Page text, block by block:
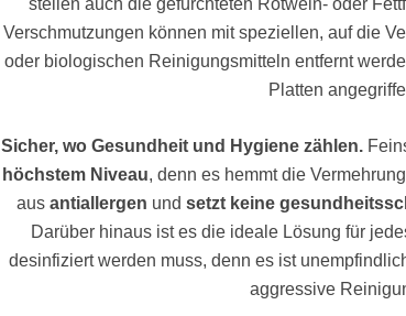
stellen auch die gefürchteten Rotwein- oder
Verschmutzungen können mit speziellen, auf die
oder biologischen Reinigungsmitteln entfernt
Platten
Sicher, wo Gesundheit und Hygiene zählen.
höchstem Niveau, denn es hemmt die
aus antiallergen und setzt keine
Darüber hinaus ist es die ideale Lösung für
desinfiziert werden muss, denn es ist
aggressive